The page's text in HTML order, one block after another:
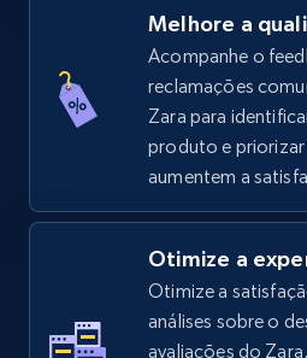
TikTok Shop - Collect
by keywords search
URL, Title, Available,
price, Final price, Discount
668+
Melhore a
Acompanhe o
reclamações
Zara para
produto e priorizar
aumentem a
Otimize a
Otimize a
análises sobre o
avaliações do